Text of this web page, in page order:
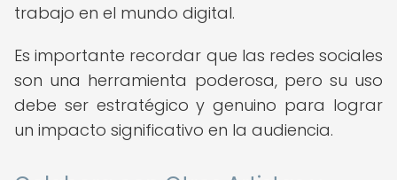
trabajo en el mundo digital.
Es importante recordar que las redes sociales
son una herramienta poderosa, pero su uso
debe ser estratégico y genuino para lograr
un impacto significativo en la audiencia.